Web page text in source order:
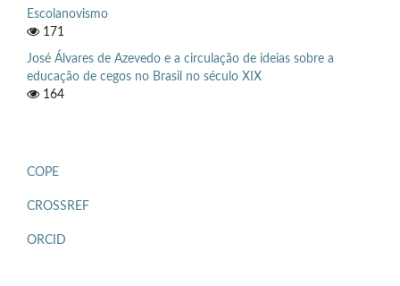
Escolanovismo
171
José Álvares de Azevedo e a circulação de ideias sobre a
educação de cegos no Brasil no século XIX
164
COPE
CROSSREF
ORCID